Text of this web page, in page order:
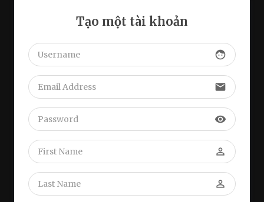
Tạo một tài khoản
face
email
visibility
perm_identity
perm_identity